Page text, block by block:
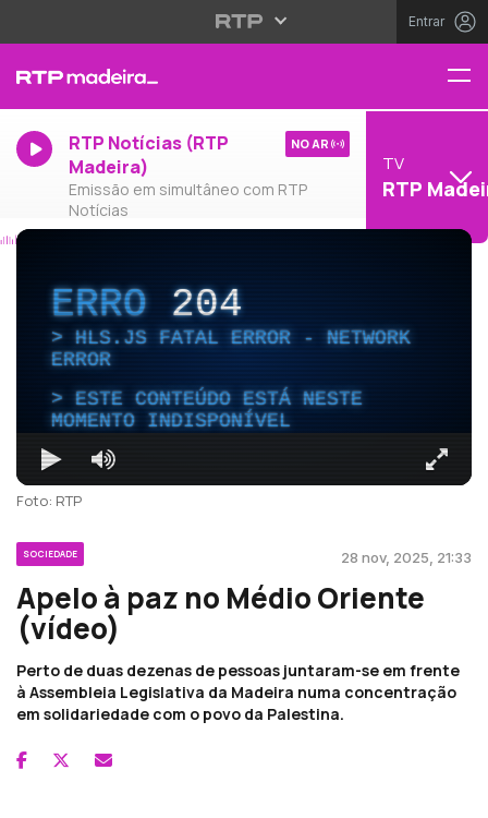
Entrar
RTP Notícias (RTP
Madeira)
Emissão em simultâneo com RTP
Notícias
NO AR
TV
RTP
ERRO204
HLS.JS FATAL ERROR - NETWORK
ERROR
ESTE CONTEÚDO ESTÁ NESTE
MOMENTO INDISPONÍVEL
Foto: RTP
SOCIEDADE 28 nov, 2025, 21:33
Apelo à paz no Médio Oriente
(vídeo)
Perto de duas dezenas de pessoas juntaram-se em frente
à Assembleia Legislativa da Madeira numa concentração
em solidariedade com o povo da Palestina.